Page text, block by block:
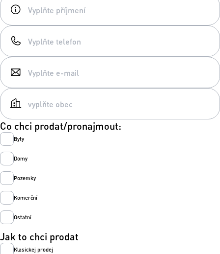
Co chci prodat/pronajmout:
Byty
Domy
Pozemky
Komerční
Ostatní
Jak to chci prodat
Klasickej prodej